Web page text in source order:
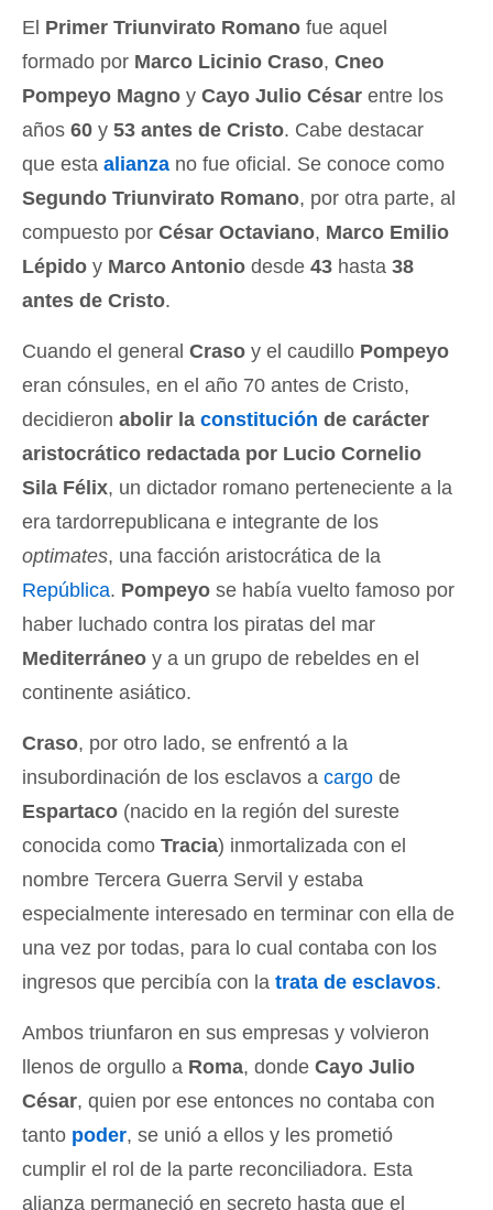
El Primer Triunvirato Romano fue aquel
formado por Marco Licinio Craso, Cneo
Pompeyo Magno y Cayo Julio César entre los
años 60 y 53 antes de Cristo. Cabe destacar
que esta alianza no fue oficial. Se conoce como
Segundo Triunvirato Romano, por otra parte, al
compuesto por César Octaviano, Marco Emilio
Lépido y Marco Antonio desde 43 hasta 38
antes de Cristo.
Cuando el general Craso y el caudillo Pompeyo
eran cónsules, en el año 70 antes de Cristo,
decidieron abolir la constitución de carácter
aristocrático redactada por Lucio Cornelio
Sila Félix, un dictador romano perteneciente a la
era tardorrepublicana e integrante de los
optimates, una facción aristocrática de la
República. Pompeyo se había vuelto famoso por
haber luchado contra los piratas del mar
Mediterráneo y a un grupo de rebeldes en el
continente asiático.
Craso, por otro lado, se enfrentó a la
insubordinación de los esclavos a cargo de
Espartaco (nacido en la región del sureste
conocida como Tracia) inmortalizada con el
nombre Tercera Guerra Servil y estaba
especialmente interesado en terminar con ella de
una vez por todas, para lo cual contaba con los
ingresos que percibía con la trata de esclavos.
Ambos triunfaron en sus empresas y volvieron
llenos de orgullo a Roma, donde Cayo Julio
César, quien por ese entonces no contaba con
tanto poder, se unió a ellos y les prometió
cumplir el rol de la parte reconciliadora. Esta
alianza permaneció en secreto hasta que el